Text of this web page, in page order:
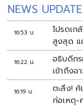
NEWS UPDATE
16:53 น.
โปรดเ
สูงสุด แ
16:22 น.
อธิบดีก
เข้าถึง
ชนวนส
16:19 น.
ตะลึง!
ก่อเหตุ-